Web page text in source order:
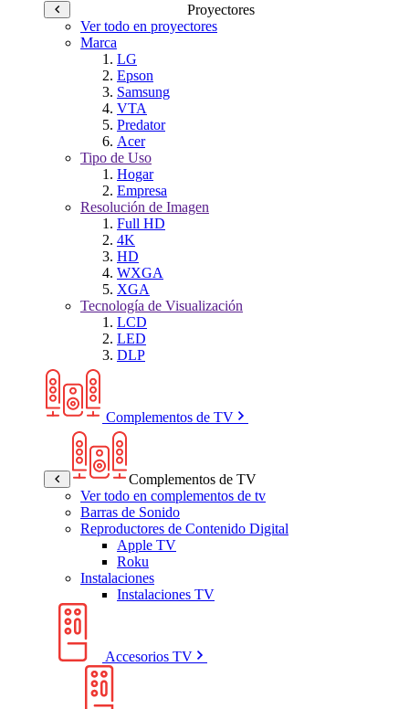
Proyectores
Ver todo en proyectores
Marca
LG
Epson
Samsung
VTA
Predator
Acer
Tipo de Uso
Hogar
Empresa
Resolución de Imagen
Full HD
4K
HD
WXGA
XGA
Tecnología de Visualización
LCD
LED
DLP
Complementos de TV
Complementos de TV
Ver todo en complementos de tv
Barras de Sonido
Reproductores de Contenido Digital
Apple TV
Roku
Instalaciones
Instalaciones TV
Accesorios TV